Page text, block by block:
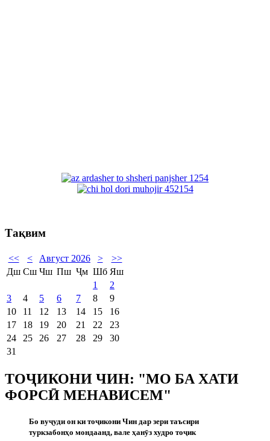
Тақвим
<< < Август 2026 >
>>
Дш Сш Чш Пш Ҷм Шб Яш
1
2
3
4 5 6 7 8
9
10
11 12 13 14 15
16
17
18 19 20 21 22
23
24
25 26 27 28 29
30
31
ТОҶИКОНИ ЧИН: "МО БА ХАТИ
ФОРСӢ МЕНАВИСЕМ"
Бо вуҷуди он ки тоҷикони Чин дар зери таъсири
туркзабонҳо мондаанд, вале ҳанӯз худро тоҷик